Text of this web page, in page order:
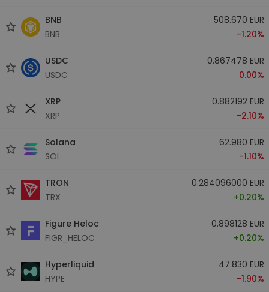
BNB
BNB
508.670 EUR
-1.20%
USDC
USDC
0.867478 EUR
0.00%
XRP
XRP
0.882192 EUR
-2.10%
Solana
SOL
62.980 EUR
-1.10%
TRON
TRX
0.284096000 EUR
+0.20%
Figure Heloc
FIGR_HELOC
0.898128 EUR
+0.20%
Hyperliquid
HYPE
47.830 EUR
-1.90%